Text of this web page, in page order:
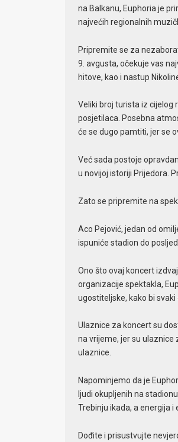
na Balkanu, Euphoria je
najvećih regionalnih
Pripremite se za
9. avgusta, očekuje vas
hitove, kao i nastup
Veliki broj turista iz cijelog
posjetilaca. Posebna
će se dugo pamtiti, jer se
Već sada postoje
u novijoj istoriji Prijedora.
Zato se pripremite na
Aco Pejović, jedan od
ispuniće stadion do
Ono što ovaj koncert
organizacije spektakla,
ugostiteljske, kako bi
Ulaznice za koncert su
na vrijeme, jer su ulaznice
ulaznice.
Napominjemo da je
ljudi okupljenih na
Trebinju ikada, a energija i
Dođite i prisustvujte